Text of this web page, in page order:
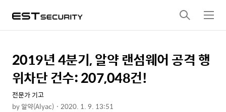
검
색
메
뉴
상
세
컨
텐
본
문
제
목
2019년 4분기, 알약 랜섬웨어 공격 행
위차단 건수: 207,048건!
전문가 기고
by알약(Alyac) 2020. 1. 9. 13:51